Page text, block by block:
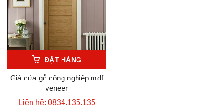
ĐẶT HÀNG
Giá cửa gỗ công nghiệp mdf
veneer
Liên hệ: 0834.135.135